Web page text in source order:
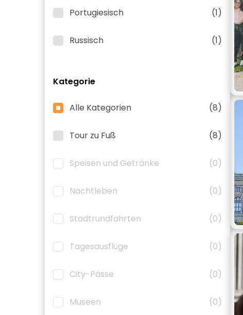
Portugiesisch (1)
Russisch (1)
Kategorie
Alle Kategorien (8)
Tour zu Fuß (8)
Speisen und Getränke (0)
Nachtleben (0)
Stadtrundfahrten (0)
Tagesausflüge (0)
City-Pässe (0)
Museen (0)